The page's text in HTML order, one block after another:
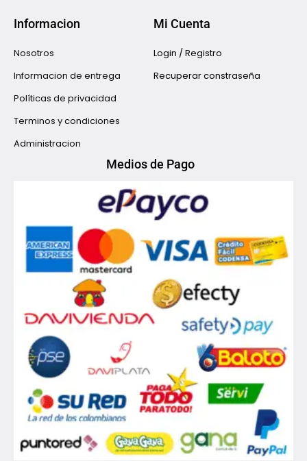
Informacion
Nosotros
Informacion de entrega
Políticas de privacidad
Terminos y condiciones
Administracion
Mi Cuenta
Login / Registro
Recuperar constraseña
Medios de Pago